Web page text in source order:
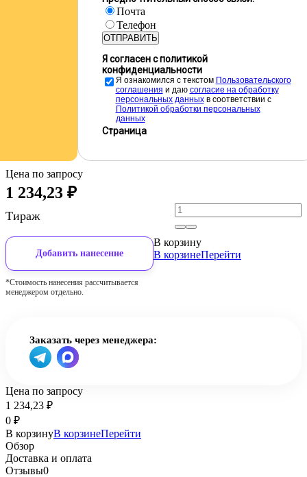
Почта
Телефон
ОТПРАВИТЬ
Я согласен с политикой
конфиденциальности
Я ознакомился с текстом Пользовательского
соглашения и даю cогласие на обработку
персональных данныхв соответствии с
Политикой обработки персональных
данных
Страница
Цена по запросу
1 234,23 ₽
Тираж
Добавить нанесение
*Стоимость нанесения рассчитывается
менеджером отдельно.
В корзину
В корзинеПерейти
Заказать через менеджера:
Цена по запросу
1 234,23 ₽
0 ₽
В корзинуВ корзинеПерейти
Обзор
Доставка и оплата
Отзывы0